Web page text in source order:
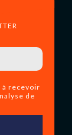
à recevoir
de